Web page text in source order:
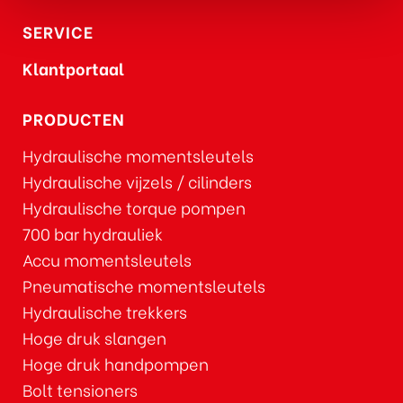
SERVICE
Klantportaal
PRODUCTEN
Hydraulische momentsleutels
Hydraulische vijzels / cilinders
Hydraulische torque pompen
700 bar hydrauliek
Accu momentsleutels
Pneumatische momentsleutels
Hydraulische trekkers
Hoge druk slangen
Hoge druk handpompen
Bolt tensioners